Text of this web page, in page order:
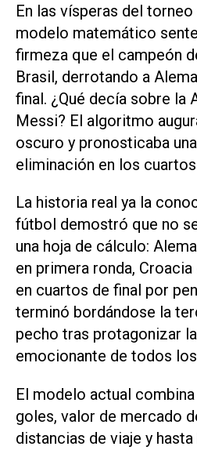
En las vísperas del
modelo matemático
firmeza que el campeón
Brasil, derrotando a
final. ¿Qué decía sobre la
Messi? El algoritmo
oscuro y pronosticaba
eliminación en los
La historia real ya la
fútbol demostró que no
una hoja de cálculo:
en primera ronda, Croacia
en cuartos de final por
terminó bordándose la
pecho tras protagonizar
emocionante de todos
El modelo actual
goles, valor de mercado
distancias de viaje y